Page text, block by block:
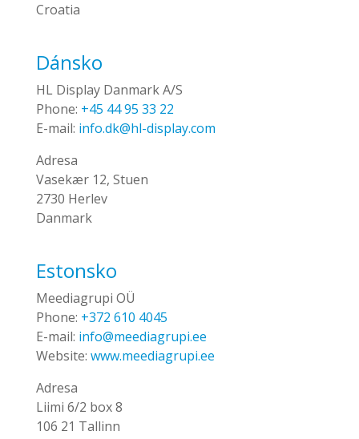
Croatia
Dánsko
HL Display Danmark A/S
Phone: +45 44 95 33 22
E-mail: info.dk@hl-display.com
Adresa
Vasekær 12, Stuen
2730 Herlev
Danmark
Estonsko
Meediagrupi OÜ
Phone: +372 610 4045
E-mail: info@meediagrupi.ee
Website: www.meediagrupi.ee
Adresa
Liimi 6/2 box 8
106 21 Tallinn